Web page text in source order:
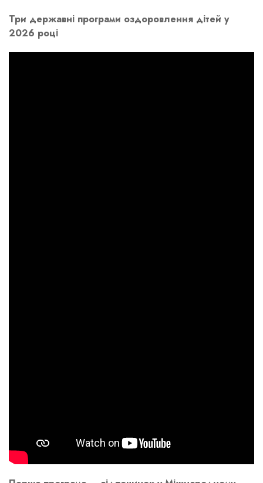
Три державні програми оздоровлення дітей у
2026 році